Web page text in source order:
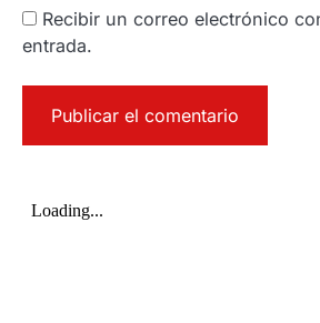
Recibir un correo electrónico
entrada.